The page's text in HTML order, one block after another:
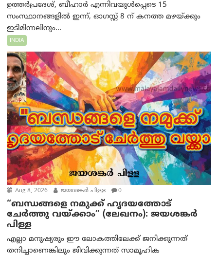
ഉത്തർപ്രദേശ്, ബീഹാർ എന്നിവയുൾപ്പെടെ 15
സംസ്ഥാനങ്ങളിൽ ഇന്ന്, ഓഗസ്റ്റ് 8 ന് കനത്ത മഴയ്ക്കും
ഇടിമിന്നലിനും...
INDIA
Aug 8, 2026 ജയശങ്കര്‍ പിള്ള 0
“ബന്ധങ്ങളെ നമുക്ക് ഹൃദയത്തോട്
ചേർത്തു വയ്ക്കാം” (ലേഖനം): ജയശങ്കര്‍
പിള്ള
എല്ലാ മനുഷ്യരും ഈ ലോകത്തിലേക്ക് ജനിക്കുന്നത്
തനിച്ചാണെങ്കിലും ജീവിക്കുന്നത് സാമൂഹിക